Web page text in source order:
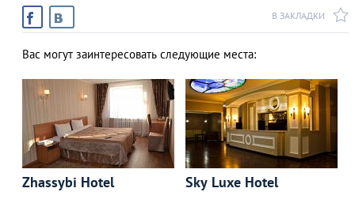
В ЗАКЛАДКИ
Вас могут заинтересовать следующие места:
Zhassybi Hotel Sky Luxe Hotel